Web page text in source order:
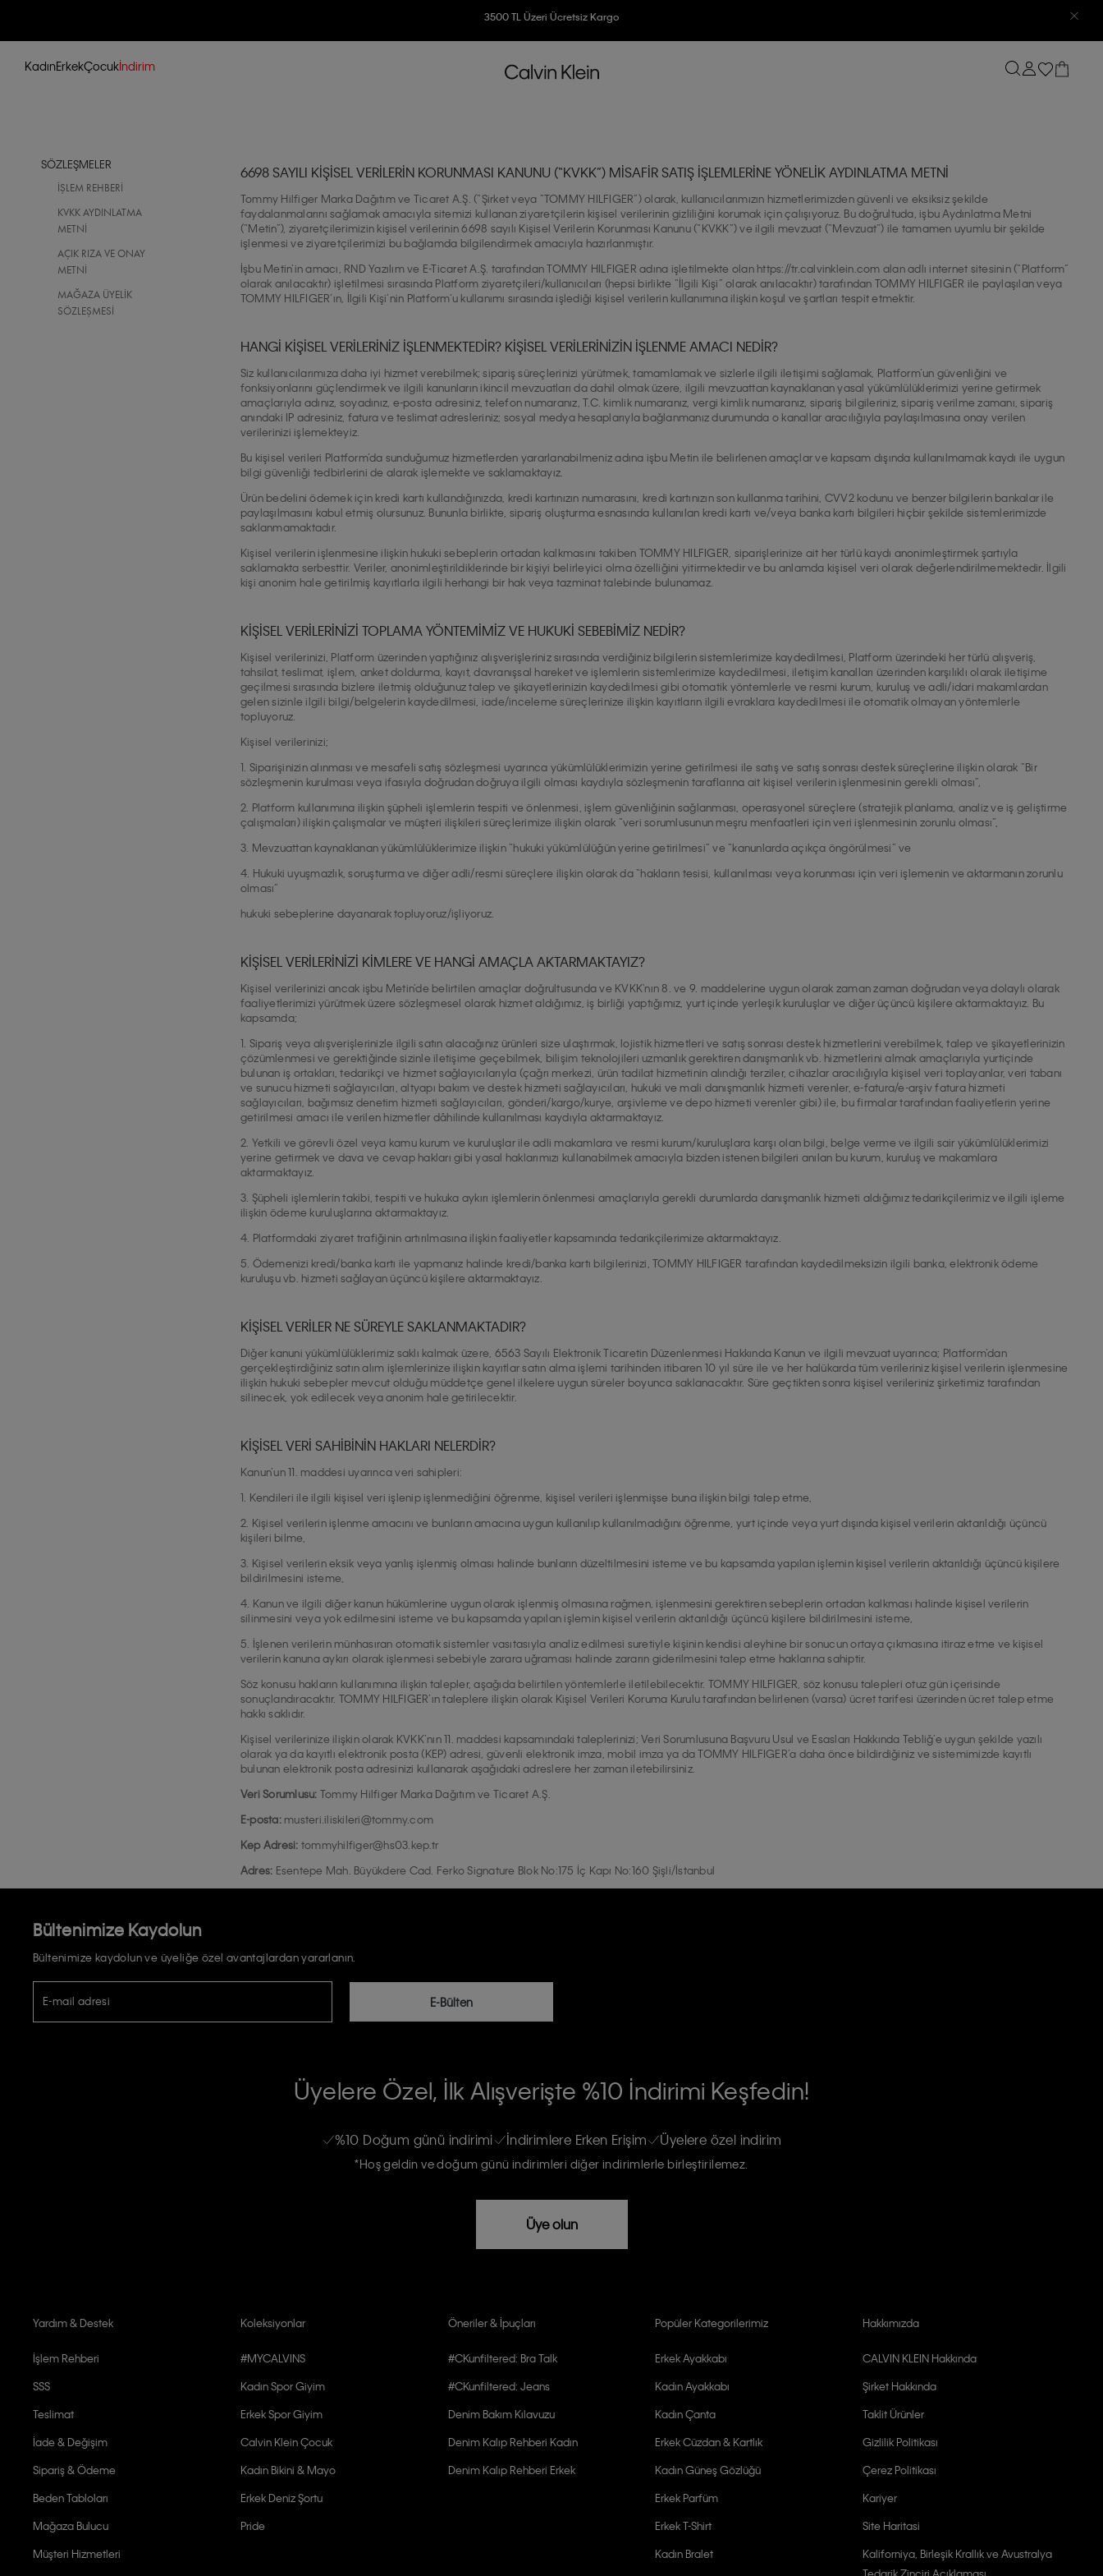
7500 TL Ve Üzeri Alışverişlerinizde 6 Taksit İmkanı
KadınErkekÇocukİndirim
SÖZLEŞMELER
İŞLEM REHBERI
KVKK AYDINLATMA
METNI
AÇIK RIZA VE ONAY
METNİ
MAĞAZA ÜYELIK
SÖZLEŞMESI
6698 SAYILI KİŞİSEL VERİLERİN KORUNMASI KANUNU (“KVKK”) MİSAFİR SATIŞ İŞLEMLERİNE YÖNELİK AYDINLATMA METNİ
Tommy Hilfiger Marka Dağıtım ve Ticaret A.Ş. (“Şirket veya “TOMMY HILFIGER”) olarak, kullanıcılarımızın hizmetlerimizden güvenli ve eksiksiz şekilde
faydalanmalarını sağlamak amacıyla sitemizi kullanan ziyaretçilerin kişisel verilerinin gizliliğini korumak için çalışıyoruz. Bu doğrultuda, işbu Aydınlatma Metni
(“Metin”), ziyaretçilerimizin kişisel verilerinin 6698 sayılı Kişisel Verilerin Korunması Kanunu (“KVKK”) ve ilgili mevzuat (“Mevzuat”) ile tamamen uyumlu bir şekilde
işlenmesi ve ziyaretçilerimizi bu bağlamda bilgilendirmek amacıyla hazırlanmıştır.
İşbu Metin’in amacı, RND Yazılım ve E-Ticaret A.Ş. tarafından TOMMY HILFIGER adına işletilmekte olan https://tr.calvinklein.com alan adlı internet sitesinin (“Platform”
olarak anılacaktır) işletilmesi sırasında Platform ziyaretçileri/kullanıcıları (hepsi birlikte “İlgili Kişi” olarak anılacaktır) tarafından TOMMY HILFIGER ile paylaşılan veya
TOMMY HILFIGER’ın, İlgili Kişi’nin Platform’u kullanımı sırasında işlediği kişisel verilerin kullanımına ilişkin koşul ve şartları tespit etmektir.
HANGİ KİŞİSEL VERİLERİNİZ İŞLENMEKTEDİR? KİŞİSEL VERİLERİNİZİN İŞLENME AMACI NEDİR?
Siz kullanıcılarımıza daha iyi hizmet verebilmek; sipariş süreçlerinizi yürütmek, tamamlamak ve sizlerle ilgili iletişimi sağlamak, Platform’un güvenliğini ve
fonksiyonlarını güçlendirmek ve ilgili kanunların ikincil mevzuatları da dahil olmak üzere, ilgili mevzuattan kaynaklanan yasal yükümlülüklerimizi yerine getirmek
amaçlarıyla adınız, soyadınız, e-posta adresiniz, telefon numaranız, T.C. kimlik numaranız, vergi kimlik numaranız, sipariş bilgileriniz, sipariş verilme zamanı, sipariş
anındaki IP adresiniz, fatura ve teslimat adresleriniz; sosyal medya hesaplarıyla bağlanmanız durumunda o kanallar aracılığıyla paylaşılmasına onay verilen
verilerinizi işlemekteyiz.
Bu kişisel verileri Platform’da sunduğumuz hizmetlerden yararlanabilmeniz adına işbu Metin ile belirlenen amaçlar ve kapsam dışında kullanılmamak kaydı ile uygun
bilgi güvenliği tedbirlerini de alarak işlemekte ve saklamaktayız.
Ürün bedelini ödemek için kredi kartı kullandığınızda, kredi kartınızın numarasını, kredi kartınızın son kullanma tarihini, CVV2 kodunu ve benzer bilgilerin bankalar ile
paylaşılmasını kabul etmiş olursunuz. Bununla birlikte, sipariş oluşturma esnasında kullanılan kredi kartı ve/veya banka kartı bilgileri hiçbir şekilde sistemlerimizde
saklanmamaktadır.
Kişisel verilerin işlenmesine ilişkin hukuki sebeplerin ortadan kalkmasını takiben TOMMY HILFIGER, siparişlerinize ait her türlü kaydı anonimleştirmek şartıyla
saklamakta serbesttir. Veriler, anonimleştirildiklerinde bir kişiyi belirleyici olma özelliğini yitirmektedir ve bu anlamda kişisel veri olarak değerlendirilmemektedir. İlgili
kişi anonim hale getirilmiş kayıtlarla ilgili herhangi bir hak veya tazminat talebinde bulunamaz.
KİŞİSEL VERİLERİNİZİ TOPLAMA YÖNTEMİMİZ VE HUKUKİ SEBEBİMİZ NEDİR?
Kişisel verilerinizi, Platform üzerinden yaptığınız alışverişleriniz sırasında verdiğiniz bilgilerin sistemlerimize kaydedilmesi, Platform üzerindeki her türlü alışveriş,
tahsilat, teslimat, işlem, anket doldurma, kayıt, davranışsal hareket ve işlemlerin sistemlerimize kaydedilmesi, iletişim kanalları üzerinden karşılıklı olarak iletişime
geçilmesi sırasında bizlere iletmiş olduğunuz talep ve şikayetlerinizin kaydedilmesi gibi otomatik yöntemlerle ve resmi kurum, kuruluş ve adli/idari makamlardan
gelen sizinle ilgili bilgi/belgelerin kaydedilmesi, iade/inceleme süreçlerinize ilişkin kayıtların ilgili evraklara kaydedilmesi ile otomatik olmayan yöntemlerle
topluyoruz.
Kişisel verilerinizi;
1. Siparişinizin alınması ve mesafeli satış sözleşmesi uyarınca yükümlülüklerimizin yerine getirilmesi ile satış ve satış sonrası destek süreçlerine ilişkin olarak “Bir
sözleşmenin kurulması veya ifasıyla doğrudan doğruya ilgili olması kaydıyla sözleşmenin taraflarına ait kişisel verilerin işlenmesinin gerekli olması”,
2. Platform kullanımına ilişkin şüpheli işlemlerin tespiti ve önlenmesi, işlem güvenliğinin sağlanması, operasyonel süreçlere (stratejik planlama, analiz ve iş geliştirme
çalışmaları) ilişkin çalışmalar ve müşteri ilişkileri süreçlerimize ilişkin olarak “veri sorumlusunun meşru menfaatleri için veri işlenmesinin zorunlu olması”,
3. Mevzuattan kaynaklanan yükümlülüklerimize ilişkin “hukuki yükümlülüğün yerine getirilmesi” ve “kanunlarda açıkça öngörülmesi” ve
4. Hukuki uyuşmazlık, soruşturma ve diğer adli/resmi süreçlere ilişkin olarak da “hakların tesisi, kullanılması veya korunması için veri işlemenin ve aktarmanın zorunlu
olması”
hukuki sebeplerine dayanarak topluyoruz/işliyoruz.
KİŞİSEL VERİLERİNİZİ KİMLERE VE HANGİ AMAÇLA AKTARMAKTAYIZ?
Kişisel verilerinizi ancak işbu Metin’de belirtilen amaçlar doğrultusunda ve KVKK'nın 8. ve 9. maddelerine uygun olarak zaman zaman doğrudan veya dolaylı olarak
faaliyetlerimizi yürütmek üzere sözleşmesel olarak hizmet aldığımız, iş birliği yaptığımız, yurt içinde yerleşik kuruluşlar ve diğer üçüncü kişilere aktarmaktayız. Bu
kapsamda;
1. Sipariş veya alışverişlerinizle ilgili satın alacağınız ürünleri size ulaştırmak, lojistik hizmetleri ve satış sonrası destek hizmetlerini verebilmek, talep ve şikayetlerinizin
çözümlenmesi ve gerektiğinde sizinle iletişime geçebilmek, bilişim teknolojileri uzmanlık gerektiren danışmanlık vb. hizmetlerini almak amaçlarıyla yurtiçinde
bulunan iş ortakları, tedarikçi ve hizmet sağlayıcılarıyla (çağrı merkezi, ürün tadilat hizmetinin alındığı terziler, cihazlar aracılığıyla kişisel veri toplayanlar, veri tabanı
ve sunucu hizmeti sağlayıcıları, altyapı bakım ve destek hizmeti sağlayıcıları, hukuki ve mali danışmanlık hizmeti verenler, e-fatura/e-arşiv fatura hizmeti
sağlayıcıları, bağımsız denetim hizmeti sağlayıcıları, gönderi/kargo/kurye, arşivleme ve depo hizmeti verenler gibi) ile, bu firmalar tarafından faaliyetlerin yerine
getirilmesi amacı ile verilen hizmetler dâhilinde kullanılması kaydıyla aktarmaktayız.
2. Yetkili ve görevli özel veya kamu kurum ve kuruluşlar ile adli makamlara ve resmi kurum/kuruluşlara karşı olan bilgi, belge verme ve ilgili sair yükümlülüklerimizi
yerine getirmek ve dava ve cevap hakları gibi yasal haklarımızı kullanabilmek amacıyla bizden istenen bilgileri anılan bu kurum, kuruluş ve makamlara
aktarmaktayız.
3. Şüpheli işlemlerin takibi, tespiti ve hukuka aykırı işlemlerin önlenmesi amaçlarıyla gerekli durumlarda danışmanlık hizmeti aldığımız tedarikçilerimiz ve ilgili işleme
ilişkin ödeme kuruluşlarına aktarmaktayız.
4. Platformdaki ziyaret trafiğinin artırılmasına ilişkin faaliyetler kapsamında tedarikçilerimize aktarmaktayız.
5. Ödemenizi kredi/banka kartı ile yapmanız halinde kredi/banka kartı bilgilerinizi, TOMMY HILFIGER tarafından kaydedilmeksizin ilgili banka, elektronik ödeme
kuruluşu vb. hizmeti sağlayan üçüncü kişilere aktarmaktayız.
KİŞİSEL VERİLER NE SÜREYLE SAKLANMAKTADIR?
Diğer kanuni yükümlülüklerimiz saklı kalmak üzere, 6563 Sayılı Elektronik Ticaretin Düzenlenmesi Hakkında Kanun ve ilgili mevzuat uyarınca; Platform’dan
gerçekleştirdiğiniz satın alım işlemlerinize ilişkin kayıtlar satın alma işlemi tarihinden itibaren 10 yıl süre ile ve her halükarda tüm verileriniz kişisel verilerin işlenmesine
ilişkin hukuki sebepler mevcut olduğu müddetçe genel ilkelere uygun süreler boyunca saklanacaktır. Süre geçtikten sonra kişisel verileriniz şirketimiz tarafından
silinecek, yok edilecek veya anonim hale getirilecektir.
KİŞİSEL VERİ SAHİBİNİN HAKLARI NELERDİR?
Kanun’un 11. maddesi uyarınca veri sahipleri:
1. Kendileri ile ilgili kişisel veri işlenip işlenmediğini öğrenme, kişisel verileri işlenmişse buna ilişkin bilgi talep etme,
2. Kişisel verilerin işlenme amacını ve bunların amacına uygun kullanılıp kullanılmadığını öğrenme, yurt içinde veya yurt dışında kişisel verilerin aktarıldığı üçüncü
kişileri bilme,
3. Kişisel verilerin eksik veya yanlış işlenmiş olması halinde bunların düzeltilmesini isteme ve bu kapsamda yapılan işlemin kişisel verilerin aktarıldığı üçüncü kişilere
bildirilmesini isteme,
4. Kanun ve ilgili diğer kanun hükümlerine uygun olarak işlenmiş olmasına rağmen, işlenmesini gerektiren sebeplerin ortadan kalkması halinde kişisel verilerin
silinmesini veya yok edilmesini isteme ve bu kapsamda yapılan işlemin kişisel verilerin aktarıldığı üçüncü kişilere bildirilmesini isteme,
5. İşlenen verilerin münhasıran otomatik sistemler vasıtasıyla analiz edilmesi suretiyle kişinin kendisi aleyhine bir sonucun ortaya çıkmasına itiraz etme ve kişisel
verilerin kanuna aykırı olarak işlenmesi sebebiyle zarara uğraması halinde zararın giderilmesini talep etme haklarına sahiptir.
Söz konusu hakların kullanımına ilişkin talepler, aşağıda belirtilen yöntemlerle iletilebilecektir. TOMMY HILFIGER, söz konusu talepleri otuz gün içerisinde
sonuçlandıracaktır. TOMMY HILFIGER’ın taleplere ilişkin olarak Kişisel Verileri Koruma Kurulu tarafından belirlenen (varsa) ücret tarifesi üzerinden ücret talep etme
hakkı saklıdır.
Kişisel verilerinize ilişkin olarak KVKK’nın 11. maddesi kapsamındaki taleplerinizi; Veri Sorumlusuna Başvuru Usul ve Esasları Hakkında Tebliğ’e uygun şekilde yazılı
olarak ya da kayıtlı elektronik posta (KEP) adresi, güvenli elektronik imza, mobil imza ya da TOMMY HILFIGER’a daha önce bildirdiğiniz ve sistemimizde kayıtlı
bulunan elektronik posta adresinizi kullanarak aşağıdaki adreslere her zaman iletebilirsiniz.
Veri Sorumlusu: Tommy Hilfiger Marka Dağıtım ve Ticaret A.Ş.
E-posta:musteri.iliskileri@tommy.com
Kep Adresi: tommyhilfiger@hs03.kep.tr
Adres: Esentepe Mah. Büyükdere Cad. Ferko Signature Blok No:175 İç Kapı No:160 Şişli/İstanbul
Bültenimize Kaydolun
Bültenimize kaydolun ve üyeliğe özel avantajlardan yararlanın.
E-mail adresi E-Bülten
Calvin Klein e-bültenine abone olarak, kişisel verilerimin Calvin Klein tarafına gönderileceğinin ve güncel ürün,
Üyelere Özel, İlk Alışverişte %10 İndirimi Keşfedin!
%10 Doğum günü indirimi İndirimlere Erken Erişim Üyelere özel indirim
*Hoş geldin ve doğum günü indirimleri diğer indirimlerle birleştirilemez.
Üye olun
Yardım & Destek
İşlem Rehberi
SSS
Teslimat
İade & Değişim
Sipariş & Ödeme
Beden Tabloları
Mağaza Bulucu
Müşteri Hizmetleri
Koleksiyonlar
#MYCALVINS
Kadın Spor Giyim
Erkek Spor Giyim
Calvin Klein Çocuk
Kadın Bikini & Mayo
Erkek Deniz Şortu
Pride
Öneriler & İpuçları
#CKunfiltered: Bra Talk
#CKunfiltered: Jeans
Denim Bakım Kılavuzu
Denim Kalıp Rehberi Kadın
Denim Kalıp Rehberi Erkek
Popüler Kategorilerimiz
Erkek Ayakkabı
Kadın Ayakkabı
Kadın Çanta
Erkek Cüzdan & Kartlık
Kadın Güneş Gözlüğü
Erkek Parfüm
Erkek T-Shirt
Kadın Bralet
Hakkımızda
CALVIN KLEIN Hakkında
Şirket Hakkında
Taklit Ürünler
Gizlilik Politikası
Çerez Politikası
Kariyer
Site Haritasi
Kaliforniya, Birleşik Krallık ve Avustralya
Tedarik Zinciri Açıklaması